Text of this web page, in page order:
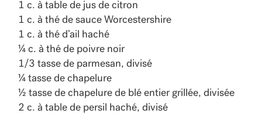
1 c. à table de jus de citron
1 c. à thé de sauce Worcestershire
1 c. à thé d’ail haché
¼ c. à thé de poivre noir
1/3 tasse de parmesan, divisé
¼ tasse de chapelure
½ tasse de chapelure de blé entier grillée, divisée
2 c. à table de persil haché, divisé